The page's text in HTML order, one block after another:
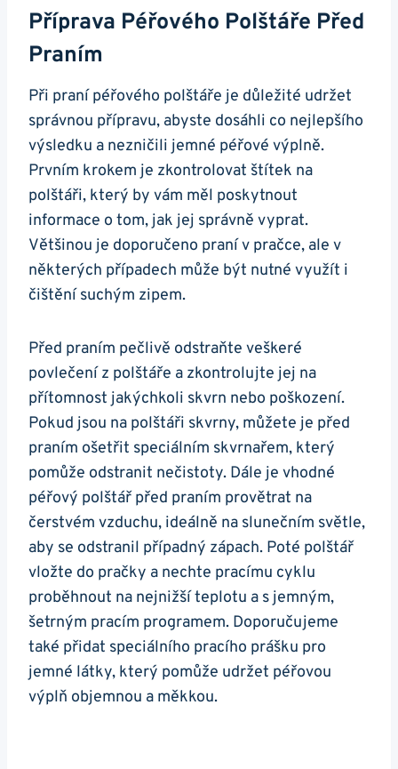
Příprava Péřového Polštáře Před
Praním
Při praní péřového polštáře je důležité udržet
správnou přípravu, abyste dosáhli co nejlepšího
výsledku a nezničili jemné péřové výplně.
Prvním krokem je zkontrolovat štítek na
polštáři, který by vám měl poskytnout
informace o tom, jak jej správně vyprat.
Většinou je doporučeno praní v pračce, ale v
některých případech může být nutné využít i
čištění suchým zipem.
Před praním pečlivě odstraňte veškeré
povlečení z polštáře a zkontrolujte jej na
přítomnost jakýchkoli skvrn nebo poškození.
Pokud jsou na polštáři skvrny, můžete je před
praním ošetřit speciálním skvrnařem, který
pomůže odstranit nečistoty. Dále je vhodné
péřový polštář před praním provětrat na
čerstvém vzduchu, ideálně na slunečním světle,
aby se odstranil případný zápach. Poté polštář
vložte do pračky a nechte pracímu cyklu
proběhnout na nejnižší teplotu a s jemným,
šetrným pracím programem. Doporučujeme
také přidat speciálního pracího prášku pro
jemné látky, který pomůže udržet péřovou
výplň objemnou a měkkou.